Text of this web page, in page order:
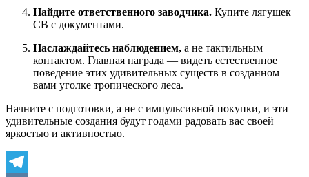
Найдите ответственного заводчика. Купите лягушек
CB с документами.
Наслаждайтесь наблюдением, а не тактильным
контактом. Главная награда — видеть естественное
поведение этих удивительных существ в созданном
вами уголке тропического леса.
Начните с подготовки, а не с импульсивной покупки, и эти
удивительные создания будут годами радовать вас своей
яркостью и активностью.